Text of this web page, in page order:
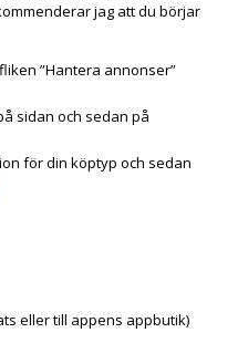
jag att du börjar
”Hantera annonser”
sidan och sedan på
för din köptyp och sedan
eller till appens appbutik)